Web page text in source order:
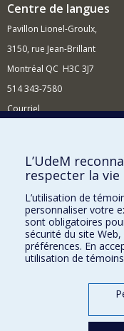
Centre de langues
Pavillon Lionel-Groulx,
3150, rue Jean-Brillant
Montréal QC H3C 3J7
514 343-7580
Courriel
Comment soutenir le
BESOIN D'AIDE?
Plan du site
Signaler une erreur
Accessibilité
FACULTÉ DES ARTS ET
Nos départements et écoles
L’UdeM
respecter la vie
L’utilisation de
personnaliser votre
sont obligatoires
sécurité du site
préférences. En
utilisation de